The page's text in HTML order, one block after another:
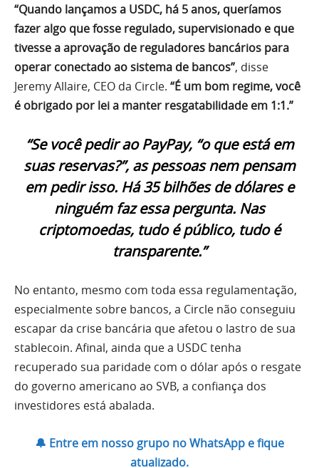
“Quando lançamos a USDC, há 5 anos, queríamos
fazer algo que fosse regulado, supervisionado e que
tivesse a aprovação de reguladores bancários para
operar conectado ao sistema de bancos”, disse
Jeremy Allaire, CEO da Circle. “É um bom regime, você
é obrigado por lei a manter resgatabilidade em 1:1.”
“Se você pedir ao PayPay, “o que está em
suas reservas?”, as pessoas nem pensam
em pedir isso. Há 35 bilhões de dólares e
ninguém faz essa pergunta. Nas
criptomoedas, tudo é público, tudo é
transparente.”
No entanto, mesmo com toda essa regulamentação,
especialmente sobre bancos, a Circle não conseguiu
escapar da crise bancária que afetou o lastro de sua
stablecoin. Afinal, ainda que a USDC tenha
recuperado sua paridade com o dólar após o resgate
do governo americano ao SVB, a confiança dos
investidores está abalada.
🔔 Entre em nosso grupo no WhatsApp e fique
atualizado.